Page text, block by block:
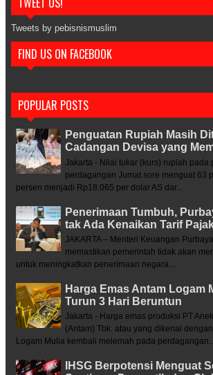
Tweets by pebisnismuslim
FIND US ON FACEBOOK
POPULAR POSTS
Penguatan Rupiah Masih
Cadangan Devisa yang
Jakarta - Nilai tukar (kurs) rupiah pada
perdagangan Jumat sore menguat 63
persen menjadi Rp18.065 per dolar AS dar...
Penerimaan Tumbuh,
tak Ada Kenaikan Tarif
JAKARTA – Menteri Keuangan
memastikan pemerintah tidak akan
untuk meningkatkan penerimaan negara....
Harga Emas Antam Logam
Turun 3 Hari Beruntun
Jakarta - Harga emas produksi PT
(Antam) Tbk. atau yang dikenal
Logam Mulia kembali melemah pada perdagangan...
IHSG Berpotensi Menguat